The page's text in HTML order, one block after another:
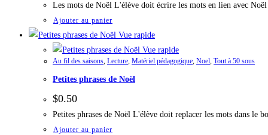
Les mots de Noël L'élève doit écrire les mots en lien avec
Ajouter au panier
Vue rapide
Vue rapide
Au fil des saisons, Lecture, Matériel pédagogique, Noel, Tout à 50 sous
Petites phrases de Noël
$0.50
Petites phrases de Noël L'élève doit replacer les mots dans le
Ajouter au panier